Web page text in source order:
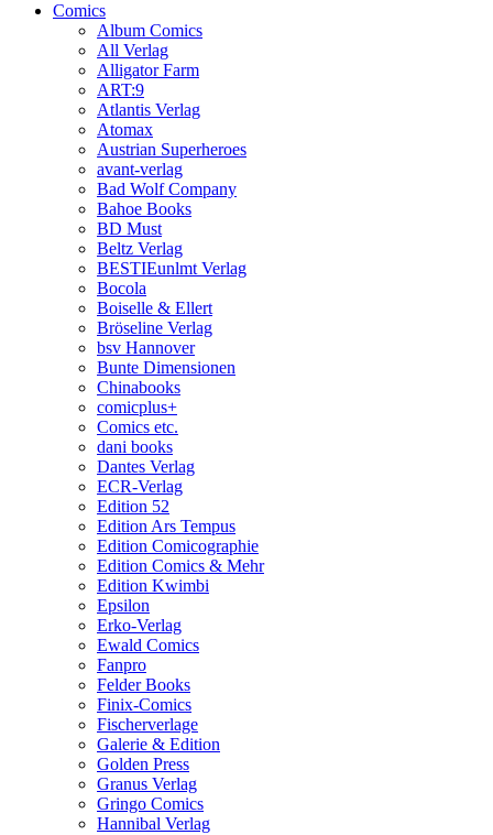
Comics
Album Comics
All Verlag
Alligator Farm
ART:9
Atlantis Verlag
Atomax
Austrian Superheroes
avant-verlag
Bad Wolf Company
Bahoe Books
BD Must
Beltz Verlag
BESTIEunlmt Verlag
Bocola
Boiselle & Ellert
Bröseline Verlag
bsv Hannover
Bunte Dimensionen
Chinabooks
comicplus+
Comics etc.
dani books
Dantes Verlag
ECR-Verlag
Edition 52
Edition Ars Tempus
Edition Comicographie
Edition Comics & Mehr
Edition Kwimbi
Epsilon
Erko-Verlag
Ewald Comics
Fanpro
Felder Books
Finix-Comics
Fischerverlage
Galerie & Edition
Golden Press
Granus Verlag
Gringo Comics
Hannibal Verlag